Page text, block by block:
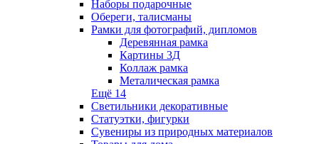
Наборы подарочные
Обереги, талисманы
Рамки для фотографий, дипломов
Деревянная рамка
Картины 3Д
Коллаж рамка
Металическая рамка
Ещё 14
Светильники декоративные
Статуэтки, фигурки
Сувениры из природных материалов